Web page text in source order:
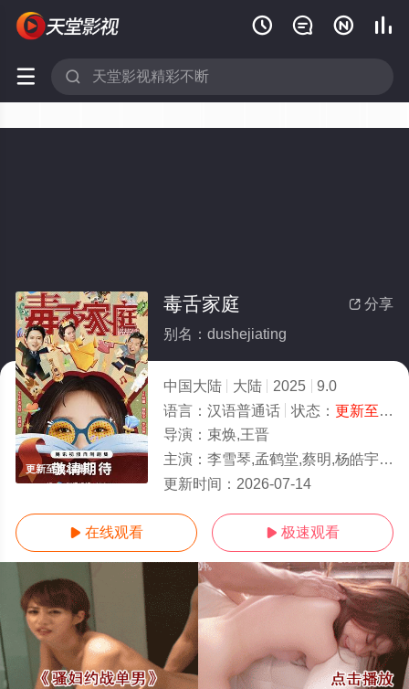
   
 
更新至第24集
 分享
毒舌家庭
别名：dushejiating
中国大陆 大陆 2025
9.0
语言： 汉语普通话 状态： 更新至第24集
导演： 束焕,王晋
主演： 李雪琴,孟鹤堂,蔡明,杨皓宇,李宗恒
更新时间： 2026-07-14
 在线观看  极速观看